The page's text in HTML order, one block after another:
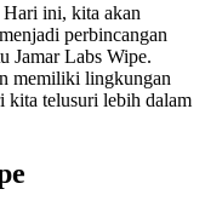
Hari ini, kita akan
perbincangan
Jamar Labs Wipe.
memiliki lingkungan
kita telusuri lebih dalam